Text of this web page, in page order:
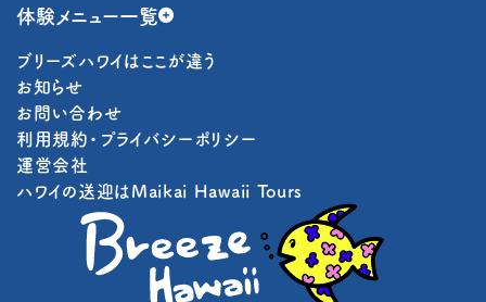
体験メニュー一覧
シュノーケリング
体験ダイビング
ファンダイビング
ライセンス取得
ブリーズハワイはここが違う
お知らせ
お問い合わせ
利用規約・プライバシーポリシー
運営会社
ハワイの送迎はMaikai Hawaii Tours